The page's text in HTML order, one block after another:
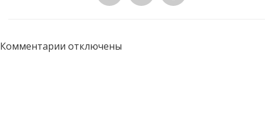
Комментарии отключены